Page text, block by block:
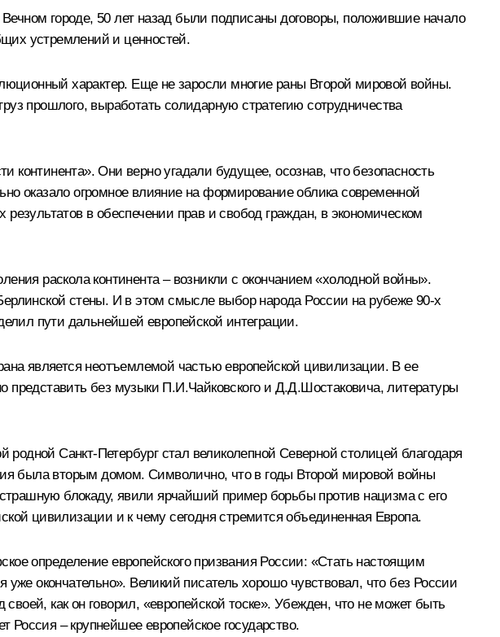
городе, 50 лет назад были подписаны договоры, положившие начало
устремлений и ценностей.
характер. Еще не заросли многие раны Второй мировой войны.
прошлого, выработать солидарную стратегию сотрудничества
Они верно угадали будущее, осознав, что безопасность
оказало огромное влияние на формирование облика современной
в обеспечении прав и свобод граждан, в экономическом
раскола континента – возникли с окончанием «холодной войны».
стены. И в этом смысле выбор народа России на рубеже 90-х
пути дальнейшей европейской интеграции.
является неотъемлемой частью европейской цивилизации. В ее
без музыки П.И.Чайковского и Д.Д.Шостаковича, литературы
Санкт-Петербург стал великолепной Северной столицей благодаря
была вторым домом. Символично, что в годы Второй мировой войны
блокаду, явили ярчайший пример борьбы против нацизма с его
цивилизации и к чему сегодня стремится объединенная Европа.
определение европейского призвания России: «Стать настоящим
окончательно». Великий писатель хорошо чувствовал, что без России
как он говорил, «европейской тоске». Убежден, что не может быть
Россия – крупнейшее европейское государство.